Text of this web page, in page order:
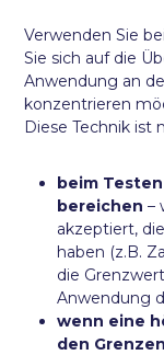
Verwenden Sie
Sie sich auf die
Anwendung an
konzentrieren
Diese Technik ist
beim
bereichen–
akzeptiert,
haben (z.B.
die
Anwendung
wenn eine
den